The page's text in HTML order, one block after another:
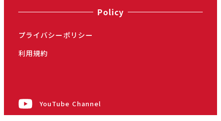
Policy
プライバシーポリシー
利用規約
YouTube Channel